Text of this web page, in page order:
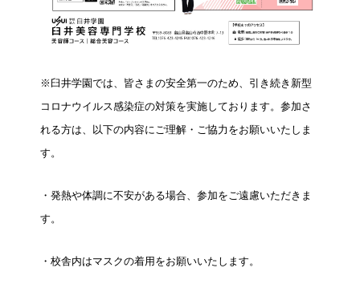
※臼井学園では、皆さまの安全第一のため、引き続き新型
コロナウイルス感染症の対策を実施しております。 参加さ
れる方は、以下の内容にご理解・ご協力をお願いいたしま
す。
・発熱や体調に不安がある場合、参加をご遠慮いただきま
す。
・校舎内はマスクの着用をお願いいたします。